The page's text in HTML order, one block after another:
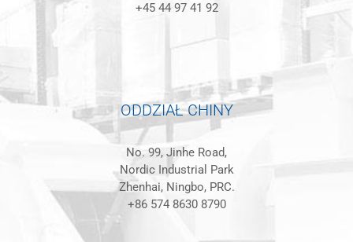
+45 44 97 41 92
ODDZIAŁ CHINY
No. 99, Jinhe Road,
Nordic Industrial Park
Zhenhai, Ningbo, PRC.
+86 574 8630 8790